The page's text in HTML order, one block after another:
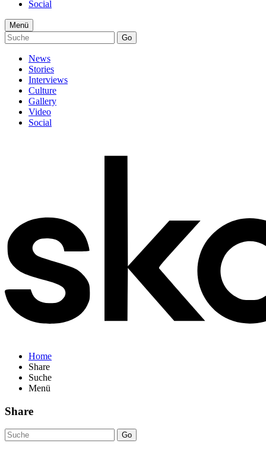
Social
Menü
Go
News
Stories
Interviews
Culture
Gallery
Video
Social
Home
Share
Suche
Menü
Share
Go